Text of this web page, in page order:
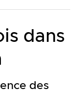
dans
des